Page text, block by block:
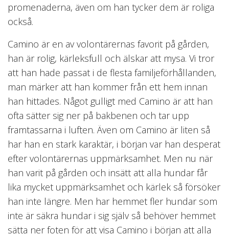
promenaderna, även om han tycker dem är roliga
också.
Camino är en av volontärernas favorit på gården,
han är rolig, kärleksfull och älskar att mysa. Vi tror
att han hade passat i de flesta familjeförhållanden,
man märker att han kommer från ett hem innan
han hittades. Något gulligt med Camino är att han
ofta sätter sig ner på bakbenen och tar upp
framtassarna i luften. Även om Camino är liten så
har han en stark karaktär, i början var han desperat
efter volontärernas uppmärksamhet. Men nu när
han varit på gården och insätt att alla hundar får
lika mycket uppmärksamhet och kärlek så försöker
han inte längre. Men har hemmet fler hundar som
inte är säkra hundar i sig själv så behöver hemmet
sätta ner foten för att visa Camino i början att alla